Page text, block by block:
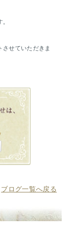
せていただきま
ブログ一覧へ戻る